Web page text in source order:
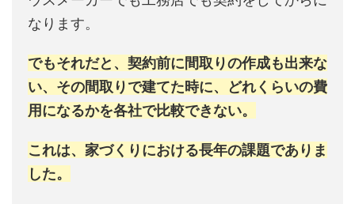
なります。
でもそれだと、契約前に間取りの作成も出来な
い、その間取りで建てた時に、どれくらいの費
用になるかを各社で比較できない。
これは、家づくりにおける長年の課題でありま
した。